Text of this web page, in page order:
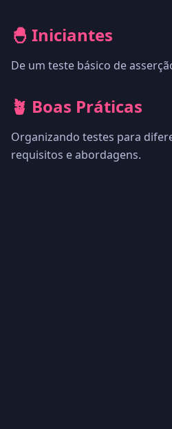
🐣 Iniciantes
De um teste básico de
🪴 Boas Práticas
Organizando testes para
requisitos e abordagens.